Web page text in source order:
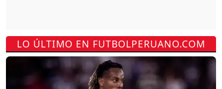
LO ÚLTIMO EN FUTBOLPERUANO.COM